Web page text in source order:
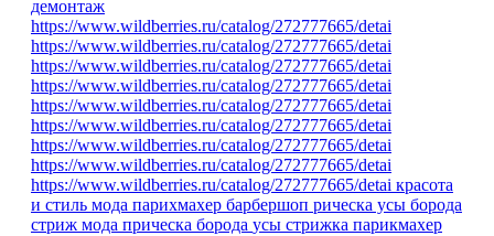
демонтаж
https://www.wildberries.ru/catalog/272777665/detai
https://www.wildberries.ru/catalog/272777665/detai
https://www.wildberries.ru/catalog/272777665/detai
https://www.wildberries.ru/catalog/272777665/detai
https://www.wildberries.ru/catalog/272777665/detai
https://www.wildberries.ru/catalog/272777665/detai
https://www.wildberries.ru/catalog/272777665/detai
https://www.wildberries.ru/catalog/272777665/detai
https://www.wildberries.ru/catalog/272777665/detai красота
и стиль мода парихмахер барбершоп рическа усы борода
стриж мода прическа борода усы стрижка парикмахер